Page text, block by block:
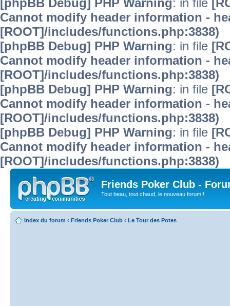
[phpBB Debug] PHP Warning: in file
Cannot modify header information -
[ROOT]/includes/functions.php:3838)
[phpBB Debug] PHP Warning: in file
Cannot modify header information -
[ROOT]/includes/functions.php:3838)
[phpBB Debug] PHP Warning: in file
Cannot modify header information -
[ROOT]/includes/functions.php:3838)
[phpBB Debug] PHP Warning: in file
Cannot modify header information -
[ROOT]/includes/functions.php:3838)
Friends Poker Club -
Tout beau, tout chaud, le nouveau forum !
Index du forum ‹ Friends Poker Club ‹ Le Tour des Potes